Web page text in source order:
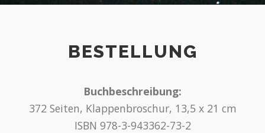
BESTELLUNG
Buchbeschreibung:
372 Seiten, Klappenbroschur, 13,5 x 21 cm
ISBN 978-3-943362-73-2